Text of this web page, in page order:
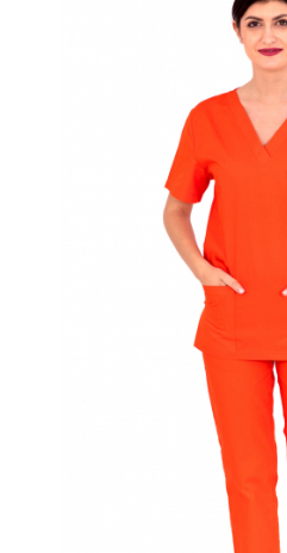
Halate medicale femei
Halate medicale barbati
Halate medicale P2 cu fluturas
Halate medicale cu nasturi
Halate medicale cu fermoar
Halate medicale polar - unisex